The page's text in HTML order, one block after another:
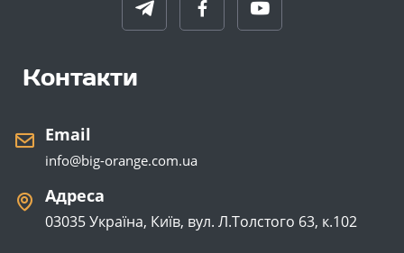
Контакти
Email
info@big-orange.com.ua
Адреса
03035 Україна, Київ, вул. Л.Толстого 63, к.102